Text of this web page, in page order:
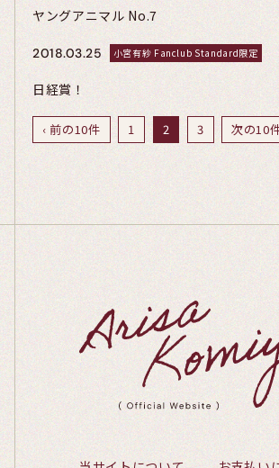
ヤングアニマル No.7
2018.03.25 小宮有紗 Fanclub Standard限定
日経賞！
‹ 前の10件 1 2 3 次の10